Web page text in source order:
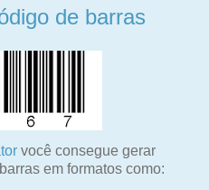
de barras
você consegue gerar
em formatos como: